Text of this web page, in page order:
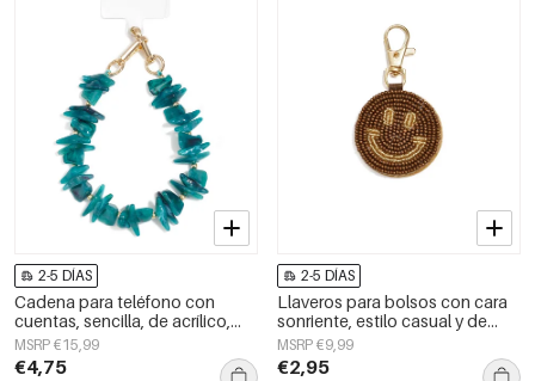
2-5 DÍAS
Cadena para teléfono con
cuentas, sencilla, de acrílico,
accesorio diario.
MSRP €15,99
€4,75
2-5 DÍAS
Llaveros para bolsos con cara
sonriente, estilo casual y de
cristal, accesorios diarios.
MSRP €9,99
€2,95